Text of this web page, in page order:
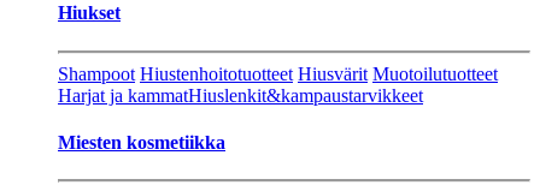
Hiukset
Shampoot Hiustenhoitotuotteet Hiusvärit Muotoilutuotteet
Harjat ja kammatHiuslenkit&kampaustarvikkeet
Miesten kosmetiikka